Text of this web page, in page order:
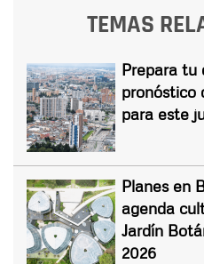
TEMAS
Prepara tu
pronóstico
para este
Planes en
agenda
Jardín
2026